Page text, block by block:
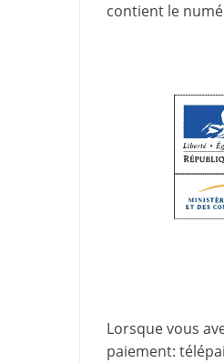
contient le
Lorsque vous
paiement: